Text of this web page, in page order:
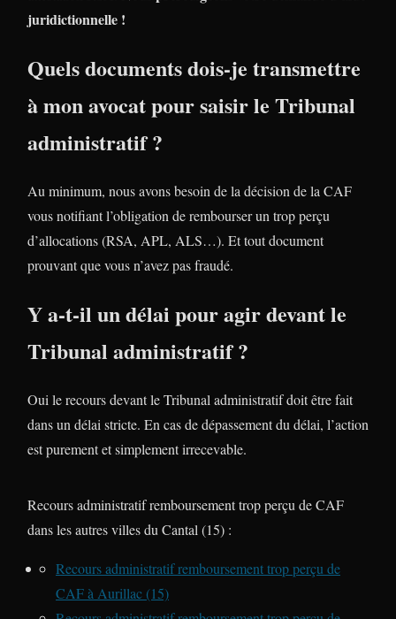
juridictionnelle !
Quels documents dois-je transmettre
à mon avocat pour saisir le Tribunal
administratif ?
Au minimum, nous avons besoin de la décision de la CAF
vous notifiant l’obligation de rembourser un trop perçu
d’allocations (RSA, APL, ALS…). Et tout document
prouvant que vous n’avez pas fraudé.
Y a-t-il un délai pour agir devant le
Tribunal administratif ?
Oui le recours devant le Tribunal administratif doit être fait
dans un délai stricte. En cas de dépassement du délai, l’action
est purement et simplement irrecevable.
Recours administratif remboursement trop perçu de CAF
dans les autres villes du Cantal (15) :
Recours administratif remboursement trop perçu de
CAF à Aurillac (15)